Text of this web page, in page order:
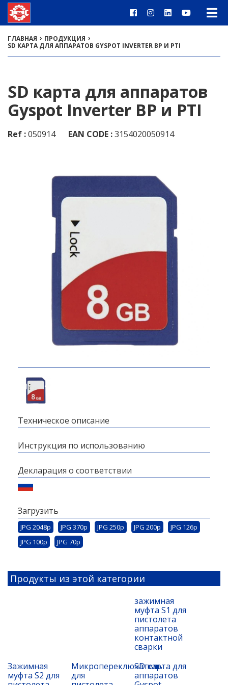
ГЛАВНАЯ › ПРОДУКЦИЯ ›
SD КАРТА ДЛЯ АППАРАТОВ GYSPOT INVERTER BP И PTI
SD карта для аппаратов
Gyspot Inverter BP и PTI
Ref :050914 EAN CODE :3154020050914
Техническое описание
Инструкция по использованию
Декларация о соответствии
Загрузить
JPG 2048p JPG 370p JPG 250p JPG 200p
JPG 126p
JPG 100p
JPG 70p
Продукты из этой категории
зажимная
муфта S1 для
пистолета
аппаратов
контактной
сварки
Зажимная
муфта S2 для
Микропереключатель
для
SD карта для
аппаратов